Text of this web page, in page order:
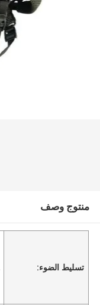
منتوج وصف
تسليط الضوء: